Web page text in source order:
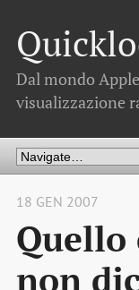
Dal mondo
visualizzazione
18 GEN 2007
Quello
non